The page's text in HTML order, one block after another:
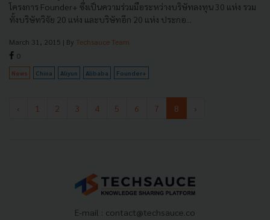
โครงการ Founder+ ซึ่งเป็นความร่วมมือระหว่างบริษัทลงทุน 30 แห่ง รวม
ทั้งบริษัทวิจัย 20 แห่ง และบริษัทอีก 20 แห่ง ประกอ...
March 31, 2015 | By Techsauce Team
0
News China Aliyun Alibaba Founder+
‹ 1 2 3 4 5 6 7 8 ›
E-mail : contact@techsauce.co